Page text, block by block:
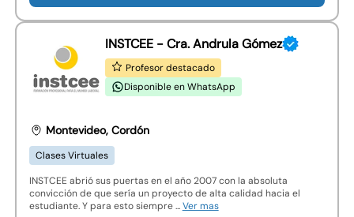
INSTCEE - Cra. Andrula Gómez
Profesor destacado
Disponible en WhatsApp
Montevideo, Cordón
Clases Virtuales
INSTCEE abrió sus puertas en el año 2007 con la absoluta
convicción de que sería un proyecto de alta calidad hacia el
estudiante. Y para esto siempre ...Ver mas